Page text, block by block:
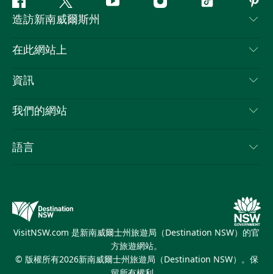
Facebook嘰
嘰
喳
Youtube Instagram抖
造訪新南威爾斯州
聯絡我們
隱私
Cookie 通知
在此網站上
目的地
新南威爾士州公路旅行
活動
資訊
旅行資訊
新南威爾士州的商業
我們的網站
新南威爾士州旅遊局（Destination NSW）媒體中心
繽紛雪梨燈光音樂節
語言
VisitNSW.com 是新南威爾士州旅遊局（Destination NSW）的官
方旅遊網站。
© 版權所有2026新南威爾士州旅遊局（Destination NSW）。保